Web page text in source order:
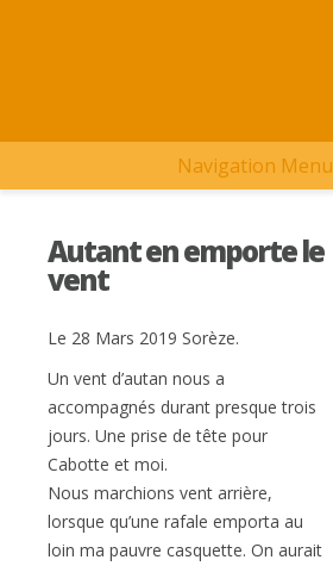
Navigation Menu
Autant en emporte le
vent
Le 28 Mars 2019 Sorèze.
Un vent d’autan nous a
accompagnés durant presque trois
jours. Une prise de tête pour
Cabotte et moi.
Nous marchions vent arrière,
lorsque qu’une rafale emporta au
loin ma pauvre casquette. On aurait